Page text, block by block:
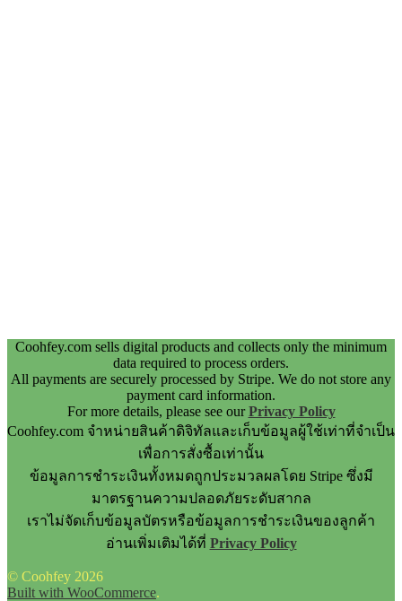
Coohfey.com sells digital products and collects only the minimum
data required to process orders.
All payments are securely processed by Stripe. We do not store any
payment card information.
For more details, please see ourPrivacy Policy
Coohfey.com จำหน่ายสินค้าดิจิทัลและเก็บข้อมูลผู้ใช้เท่าที่จำเป็น
เพื่อการสั่งซื้อเท่านั้น
ข้อมูลการชำระเงินทั้งหมดถูกประมวลผลโดย Stripe ซึ่งมี
มาตรฐานความปลอดภัยระดับสากล
เราไม่จัดเก็บข้อมูลบัตรหรือข้อมูลการชำระเงินของลูกค้า
อ่านเพิ่มเติมได้ที่ Privacy Policy
© Coohfey 2026
Built with WooCommerce.